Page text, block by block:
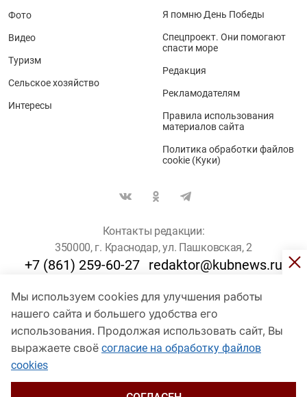
Мы используем cookies для улучшения работы
нашего сайта и большего удобства его
использования. Продолжая использовать сайт, Вы
выражаете своё согласие на обработку файлов
cookies
Фото
Видео
Туризм
Сельское хозяйство
Интересы
Я помню День Победы
Спецпроект. Они помогают
спасти море
Редакция
Рекламодателям
Правила использования
материалов сайта
Политика обработки файлов
cookie (Куки)
Контакты редакции:
350000, г. Краснодар, ул. Пашковская, 2
+7 (861) 259-60-27 redaktor@kubnews.ru
Для пользователей старше 16 лет
© Кубанские Новости, 2017
Сетевое издание «kubnews» зарегистрировано Федеральной
службой по надзору в сфере связи, информационных технологий
и массовых коммуникаций (Роскомнадзор). Регистрационный